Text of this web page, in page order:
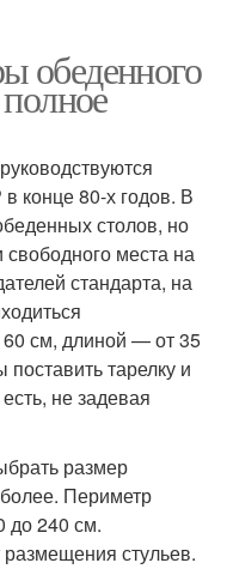
обеденного
конце 80-х годов. В
столов, но
места на
стандарта, на
см, длиной — от 35
тарелку и
не задевая
размер
Периметр
до 240 см.
стульев.